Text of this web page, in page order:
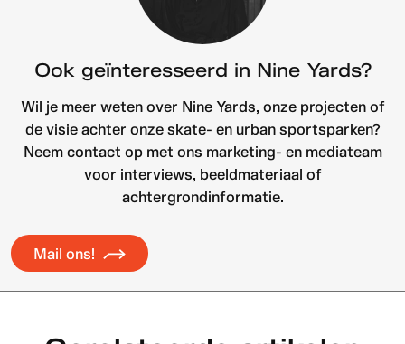
Ook geïnteresseerd in Nine Yards?
Wil je meer weten over Nine Yards, onze projecten of
de visie achter onze skate- en urban sportsparken?
Neem contact op met ons marketing- en mediateam
voor interviews, beeldmateriaal of
achtergrondinformatie.
Mail ons!